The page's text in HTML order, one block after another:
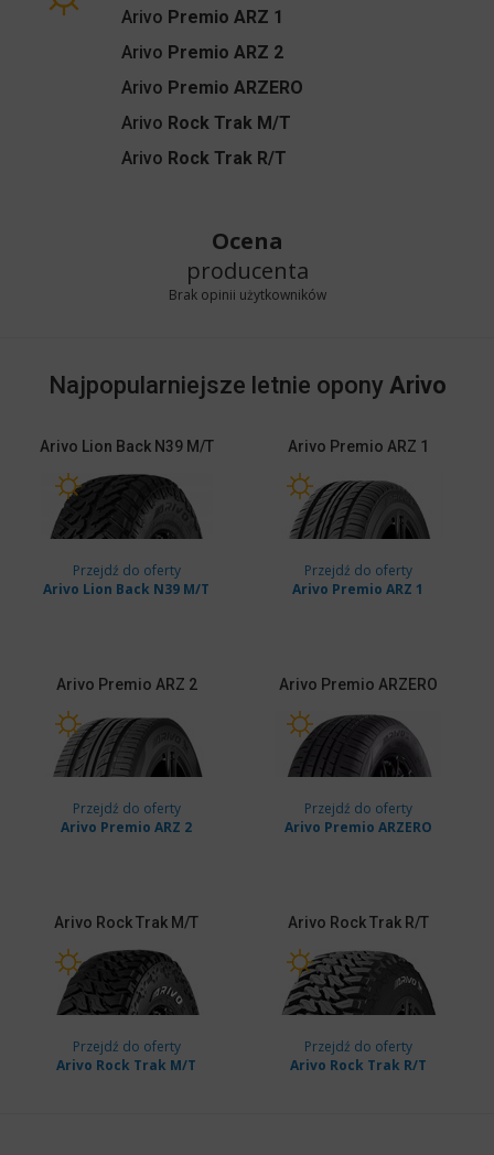
Arivo Premio ARZ 1
Arivo Premio ARZ 2
Arivo Premio ARZERO
Arivo Rock Trak M/T
Arivo Rock Trak R/T
Ocena
producenta
Brak opinii użytkowników
Najpopularniejsze letnie opony Arivo
Arivo Lion Back N39 M/T
Przejdź do oferty
Arivo Lion Back N39 M/T
Arivo Premio ARZ 1
Przejdź do oferty
Arivo Premio ARZ 1
Arivo Premio ARZ 2
Przejdź do oferty
Arivo Premio ARZ 2
Arivo Premio ARZERO
Przejdź do oferty
Arivo Premio ARZERO
Arivo Rock Trak M/T
Przejdź do oferty
Arivo Rock Trak M/T
Arivo Rock Trak R/T
Przejdź do oferty
Arivo Rock Trak R/T